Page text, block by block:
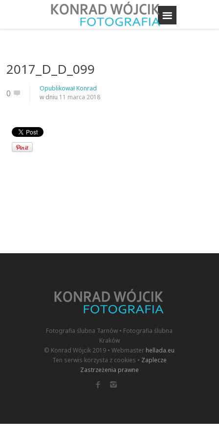
2017_D_D_099
0 OpublikowałKonrad
w dniu 11 marca 2018
Fotografia ślubna Tarnów • Fotografia ślubna
Kraków
© Konrad Wójcik 2019 • Webmaster hellada.eu
Ten serwis korzysta z cookies • Zaplecze
Zastrzeżenia prawne